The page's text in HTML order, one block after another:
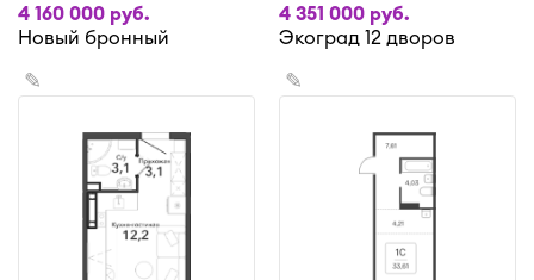
4 160 000 руб.
Новый бронный
4 351 000 руб.
Экоград 12 дворов
✎ ✎